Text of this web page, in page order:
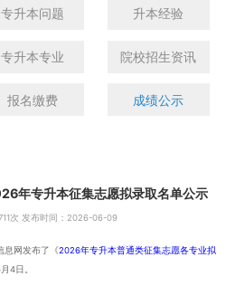
专升本问题 升本经验
专升本专业 院校招生资讯
报名缴费 成绩公示
年专升本征集志愿拟录取名单公示
次 发布时间：2026-06-09
息网发布了《2026年专升本普通类征集志愿各专业拟
4日。